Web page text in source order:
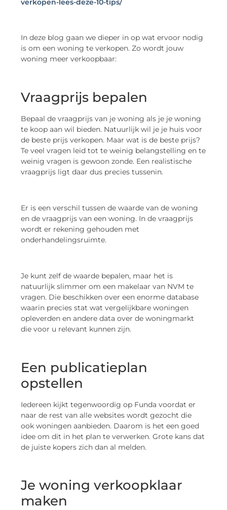
verkopen-lees-deze-10-tips/
In deze blog gaan we dieper in op wat ervoor nodig
is om een woning te verkopen. Zo wordt jouw
woning meer verkoopbaar:
Vraagprijs bepalen
Bepaal de vraagprijs van je woning als je je woning
te koop aan wil bieden. Natuurlijk wil je je huis voor
de beste prijs verkopen. Maar wat is de beste prijs?
Te veel vragen leid tot te weinig belangstelling en te
weinig vragen is gewoon zonde. Een realistische
vraagprijs ligt daar dus precies tussenin.
Er is een verschil tussen de waarde van de woning
en de vraagprijs van een woning. In de vraagprijs
wordt er rekening gehouden met
onderhandelingsruimte.
Je kunt zelf de waarde bepalen, maar het is
natuurlijk slimmer om een makelaar van NVM te
vragen. Die beschikken over een enorme database
waarin precies stat wat vergelijkbare woningen
opleverden en andere data over de woningmarkt
die voor u relevant kunnen zijn.
Een publicatieplan
opstellen
Iedereen kijkt tegenwoordig op Funda voordat er
naar de rest van alle websites wordt gezocht die
ook woningen aanbieden. Daarom is het een goed
idee om dit in het plan te verwerken. Grote kans dat
de juiste kopers zich dan al melden.
Je woning verkoopklaar
maken